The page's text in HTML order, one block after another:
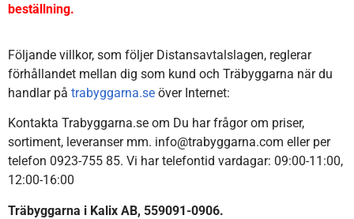
beställning.
Följande villkor, som följer Distansavtalslagen, reglerar
förhållandet mellan dig som kund och Träbyggarna när du
handlar på trabyggarna.se över Internet:
Kontakta Trabyggarna.se om Du har frågor om priser,
sortiment, leveranser mm. info@trabyggarna.com eller per
telefon 0923-755 85. Vi har telefontid vardagar: 09:00-11:00,
12:00-16:00
Träbyggarna i Kalix AB, 559091-0906.